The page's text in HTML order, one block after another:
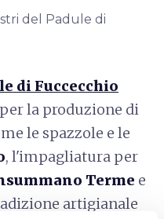
del Padule di
di Fuccecchio
la produzione di
le spazzole e le
, l'impagliatura per
Terme e
artigianale